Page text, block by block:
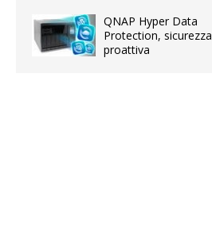
QNAP Hyper Data
Protection, sicurezza
proattiva